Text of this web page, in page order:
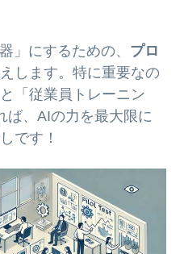
」にするための、 プロ
します。特に重要なの
「従業員トレーニン
ば、AIの力を最大限に
です！